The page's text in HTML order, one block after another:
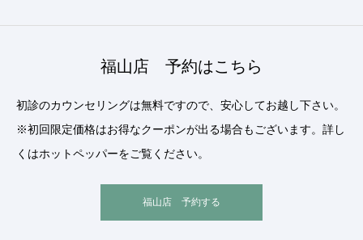
福山店 予約はこちら
初診のカウンセリングは無料ですので、安心してお越し下さい。
※初回限定価格はお得なクーポンが出る場合もございます。詳し
くはホットペッパーをご覧ください。
福山店 予約する